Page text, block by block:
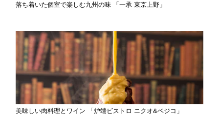
落ち着いた個室で楽しむ九州の味 「一承 東京上野」
美味しい肉料理とワイン 「炉端ビストロ ニクオ&ベジコ」